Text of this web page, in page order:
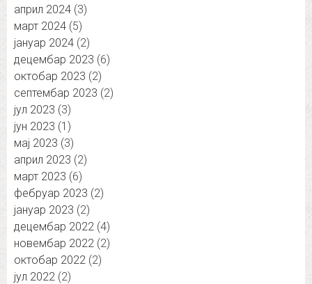
април 2024 (3)
март 2024 (5)
јануар 2024 (2)
децембар 2023 (6)
октобар 2023 (2)
септембар 2023 (2)
јул 2023 (3)
јун 2023 (1)
мај 2023 (3)
април 2023 (2)
март 2023 (6)
фебруар 2023 (2)
јануар 2023 (2)
децембар 2022 (4)
новембар 2022 (2)
октобар 2022 (2)
јул 2022 (2)